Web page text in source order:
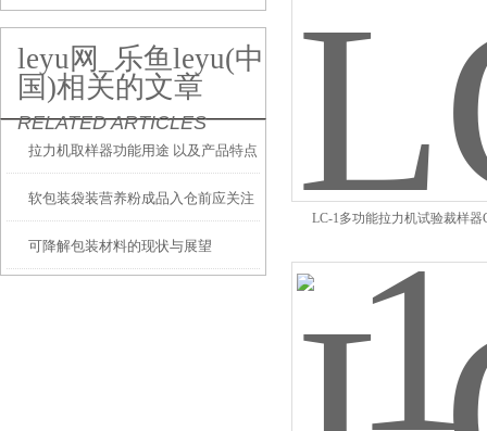
leyu网_乐鱼leyu(中
国)相关的文章
RELATED ARTICLES
拉力机取样器功能用途 以及产品特点
软包装袋装营养粉成品入仓前应关注
检测哪些性能？
可降解包装材料的现状与展望
LC-1多功能拉力机试验裁样器